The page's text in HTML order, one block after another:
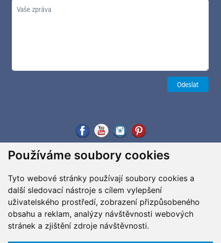
Používáme soubory cookies
Tyto webové stránky používají soubory cookies a
další sledovací nástroje s cílem vylepšení
uživatelského prostředí, zobrazení přizpůsobeného
obsahu a reklam, analýzy návštěvnosti webových
stránek a zjištění zdroje návštěvnosti.